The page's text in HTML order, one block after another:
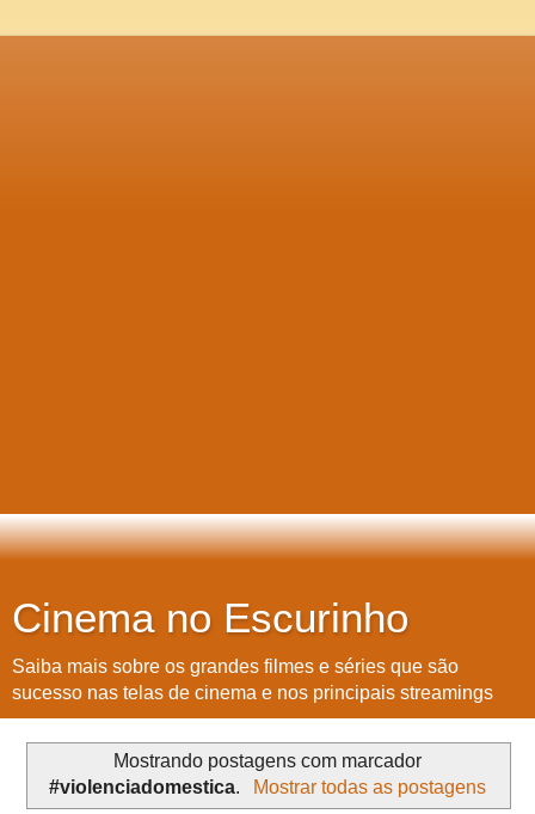
Cinema no Escurinho
Saiba mais sobre os grandes filmes e séries que são
sucesso nas telas de cinema e nos principais streamings
Mostrando postagens com marcador
#violenciadomestica. Mostrar todas as postagens